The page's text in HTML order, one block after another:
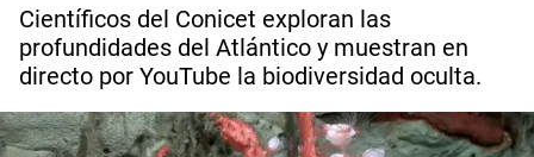
Científicos del Conicet exploran las
profundidades del Atlántico y muestran en
directo por YouTube la biodiversidad oculta.